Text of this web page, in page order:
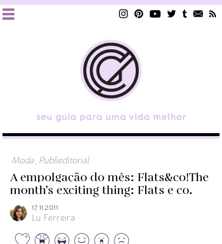
Moda Publieditorial
A empolgação do mês: Flats&co!The
month’s exciting thing: Flats e co.
17.11.2011
Lu Ferreira